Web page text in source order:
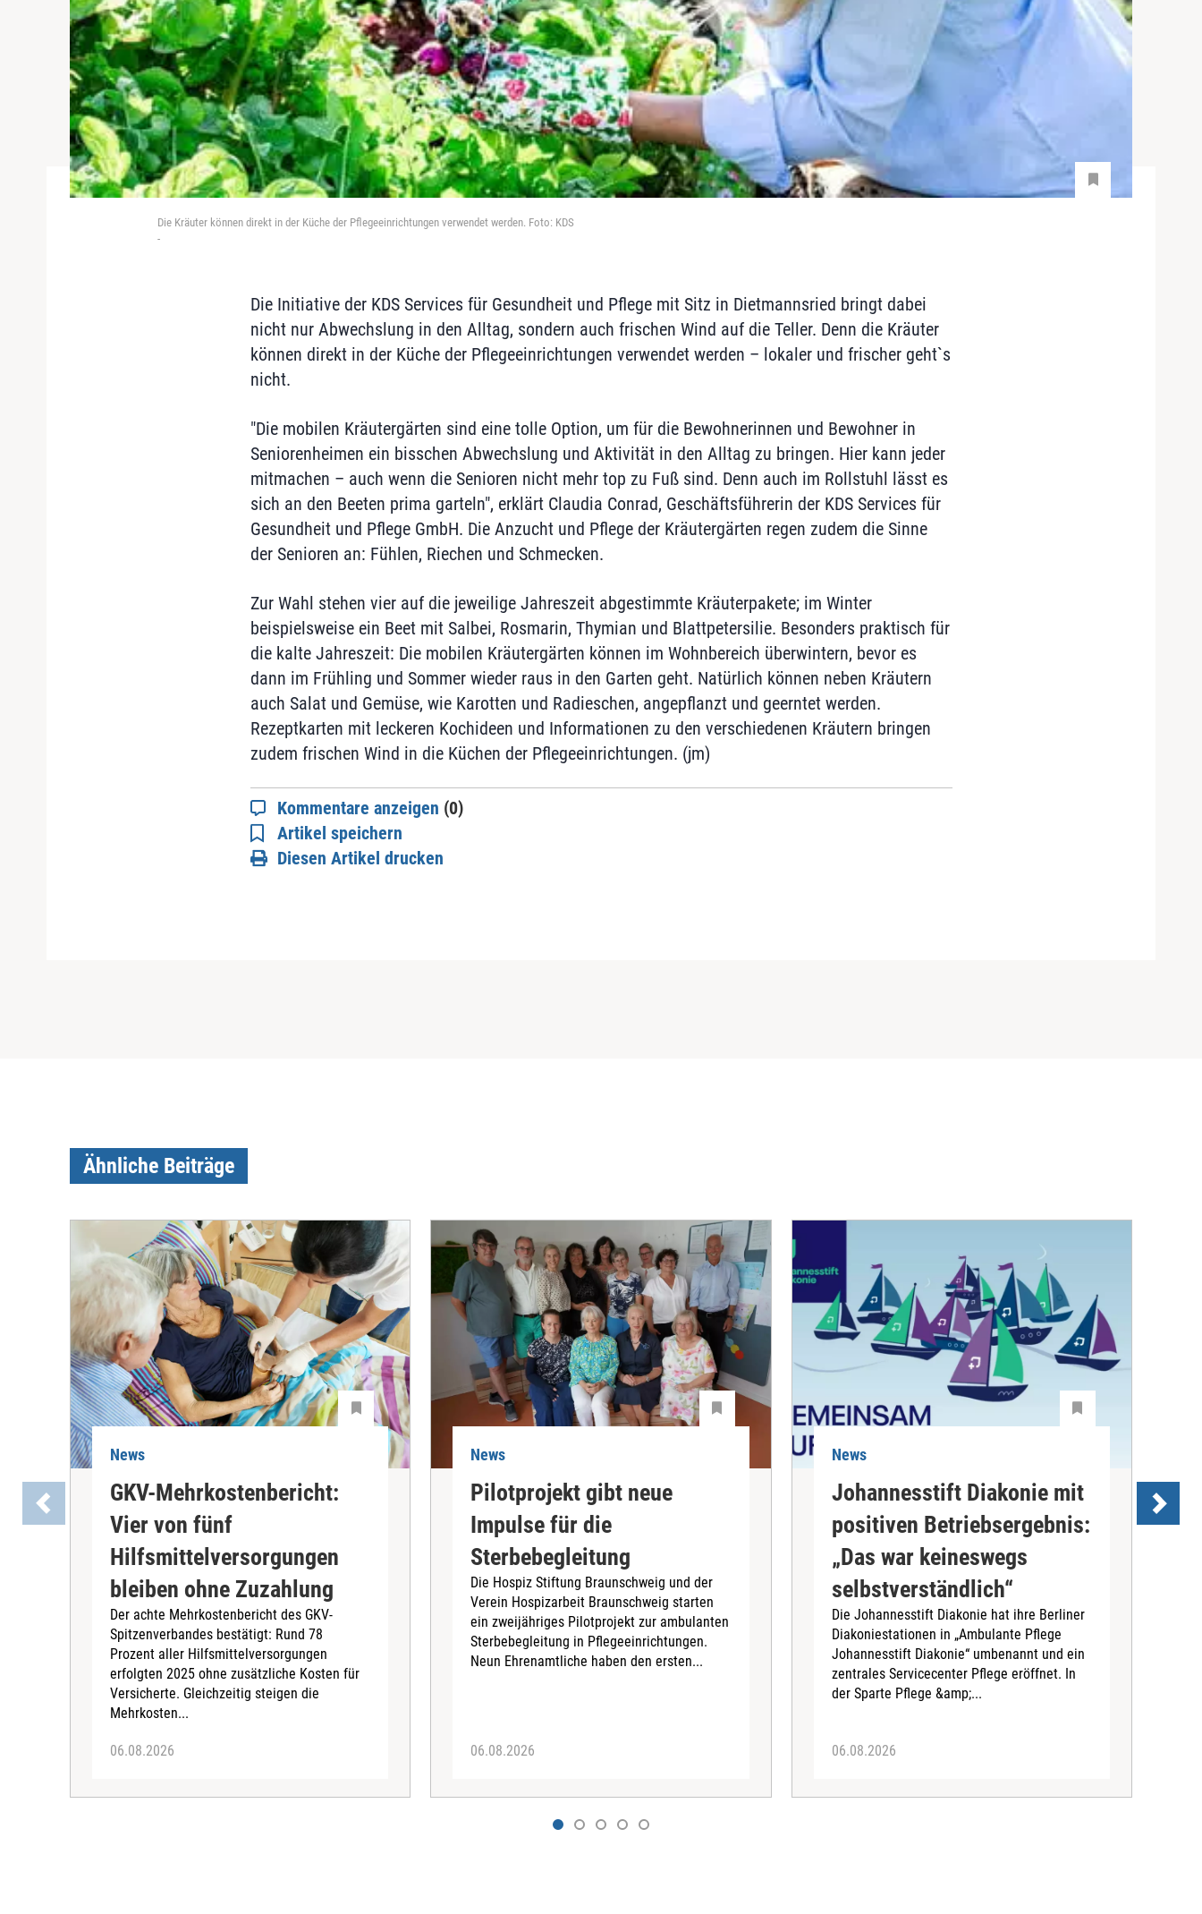
Die Kräuter können direkt in der Küche der Pflegeeinrichtungen verwendet werden. Foto: KDS
-
Die Initiative der KDS Services für Gesundheit und Pflege mit Sitz in Dietmannsried bringt dabei
nicht nur Abwechslung in den Alltag, sondern auch frischen Wind auf die Teller. Denn die Kräuter
können direkt in der Küche der Pflegeeinrichtungen verwendet werden – lokaler und frischer geht`s
nicht.
"Die mobilen Kräutergärten sind eine tolle Option, um für die Bewohnerinnen und Bewohner in
Seniorenheimen ein bisschen Abwechslung und Aktivität in den Alltag zu bringen. Hier kann jeder
mitmachen – auch wenn die Senioren nicht mehr top zu Fuß sind. Denn auch im Rollstuhl lässt es
sich an den Beeten prima garteln", erklärt Claudia Conrad, Geschäftsführerin der KDS Services für
Gesundheit und Pflege GmbH. Die Anzucht und Pflege der Kräutergärten regen zudem die Sinne
der Senioren an: Fühlen, Riechen und Schmecken.
Zur Wahl stehen vier auf die jeweilige Jahreszeit abgestimmte Kräuterpakete; im Winter
beispielsweise ein Beet mit Salbei, Rosmarin, Thymian und Blattpetersilie. Besonders praktisch für
die kalte Jahreszeit: Die mobilen Kräutergärten können im Wohnbereich überwintern, bevor es
dann im Frühling und Sommer wieder raus in den Garten geht. Natürlich können neben Kräutern
auch Salat und Gemüse, wie Karotten und Radieschen, angepflanzt und geerntet werden.
Rezeptkarten mit leckeren Kochideen und Informationen zu den verschiedenen Kräutern bringen
zudem frischen Wind in die Küchen der Pflegeeinrichtungen. (jm)
Kommentare anzeigen (0)
Artikel speichern
Diesen Artikel drucken
Ähnliche Beiträge
News
GKV-Mehrkostenbericht:
Vier von fünf
Hilfsmittelversorgungen
bleiben ohne Zuzahlung
Der achte Mehrkostenbericht des GKV-
Spitzenverbandes bestätigt: Rund 78
Prozent aller Hilfsmittelversorgungen
erfolgten 2025 ohne zusätzliche Kosten für
Versicherte. Gleichzeitig steigen die
Mehrkosten...
06.08.2026
News
Pilotprojekt gibt neue
Impulse für die
Sterbebegleitung
Die Hospiz Stiftung Braunschweig und der
Verein Hospizarbeit Braunschweig starten
ein zweijähriges Pilotprojekt zur ambulanten
Sterbebegleitung in Pflegeeinrichtungen.
Neun Ehrenamtliche haben den ersten...
06.08.2026
News
Johannesstift Diakonie mit
positiven Betriebsergebnis:
„Das war keineswegs
selbstverständlich“
Die Johannesstift Diakonie hat ihre Berliner
Diakoniestationen in „Ambulante Pflege
Johannesstift Diakonie“ umbenannt und ein
zentrales Servicecenter Pflege eröffnet. In
der Sparte Pflege &amp;...
06.08.2026